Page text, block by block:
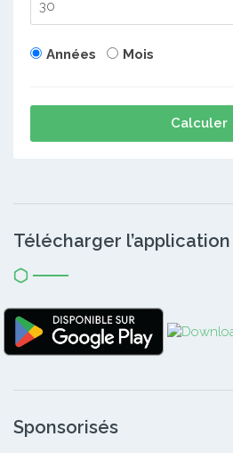
Années Mois
Calculer
Télécharger l’application
Sponsorisés